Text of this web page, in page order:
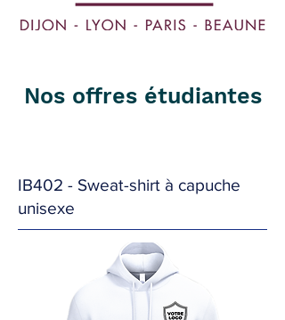
Nos offres étudiantes
IB402 - Sweat-shirt à capuche
unisexe